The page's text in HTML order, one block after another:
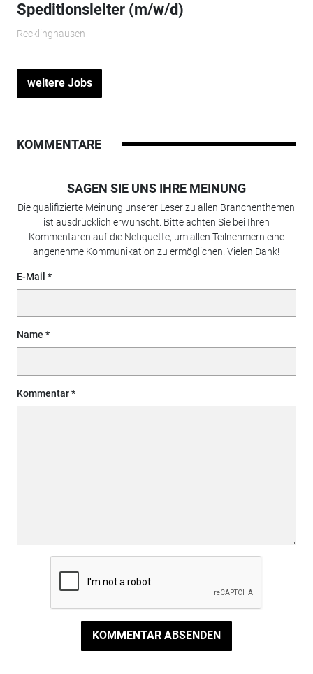
Speditionsleiter (m/w/d)
Recklinghausen
weitere Jobs
KOMMENTARE
SAGEN SIE UNS IHRE MEINUNG
Die qualifizierte Meinung unserer Leser zu allen Branchenthemen
ist ausdrücklich erwünscht. Bitte achten Sie bei Ihren
Kommentaren auf die Netiquette, um allen Teilnehmern eine
angenehme Kommunikation zu ermöglichen. Vielen Dank!
E-Mail
Name
Kommentar
KOMMENTAR ABSENDEN